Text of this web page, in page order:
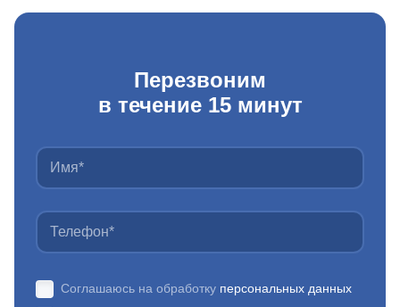
Перезвоним
в течение 15 минут
Соглашаюсь на обработку персональных данных